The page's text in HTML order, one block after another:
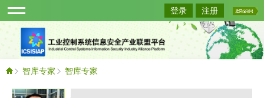
登录 注册
智库专家 智库专家